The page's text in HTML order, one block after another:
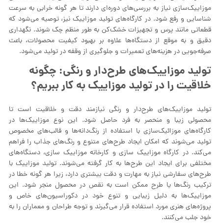
موزاییک‌سازی نیاز به بررسی‌های دوره‌ای دارند تا هر گونه خرابی به سرعت
شناسایی و رفع شود. در کارگاه‌های تولید موزاییک نیز، توصیه می‌شود که
قطعاتی مانند پرس و تجهیزات خشک‌کن به طور منظم چک شوند. نگهداری
دقیق و به موقع از دستگاه‌ها علاوه بر بهبود کیفیت محصولات، باعث
صرفه‌جویی در هزینه‌های تعمیرات و جلوگیری از وقفه در تولید می‌شود.
تولید موزاییک‌های طرح‌دار و رنگی: چگونه
خلاقیت را در تولید موزاییک به کار ببریم؟
تولید موزاییک‌های طرح‌دار و رنگی نیازمند دقت و خلاقیت است تا
محصولی زیبا و منحصر به فرد حاصل شود. این نوع موزاییک‌ها در
کارگاه‌های موزائیک‌سازی با استفاده از رنگ‌دانه‌ها و قالب‌های مخصوص
تولید می‌شوند که امکان ایجاد طرح‌های متنوع و رنگ‌های جذاب را فراهم
می‌کند. در کارگاه موزاییک سازی و کارخانه موزاییک سازی، دستگاه‌های
مختلفی برای ایجاد این طرح‌ها به کار گرفته می‌شوند. تولید موزاییک با
طرح‌های سفارشی نیاز به مهارت و دقت بیشتری دارد، زیرا هر گونه خطا در
ترکیب رنگ‌ها یا طرح ممکن است به نقص در محصول منجر شود. این
موزاییک‌ها به دلیل زیبایی و تنوع خود در دکوراسیون‌های خاص و
پروژه‌های هنری مورد استفاده قرار می‌گیرند و توجه طراحان و معماران را به
خود جلب می‌کنند.